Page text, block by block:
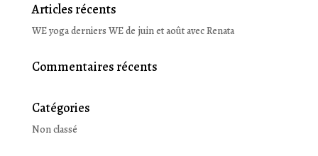
Articles récents
WE yoga derniers WE de juin et août avec Renata
Commentaires récents
Catégories
Non classé